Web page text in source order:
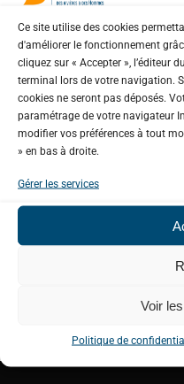
Ce site utilise des cookies
d'améliorer le fonctionnement
cliquez sur « Accepter », l’éditeur
terminal lors de votre navigation.
cookies ne seront pas déposés.
paramétrage de votre navigateur
modifier vos préférences à tout
» en bas à droite.
Gérer les services
Voir
Politique de
ACTUALITÉS/
EN EAU/GRAND
SENSIBILISATION
/SUPPORTS DE
Hydro
Versant de
du Rieu